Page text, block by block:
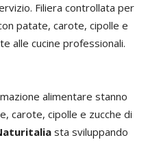
Filiera controllata per
patate, carote, cipolle e
alle cucine professionali.
alimentare stanno
carote, cipolle e zucche di
sta sviluppando